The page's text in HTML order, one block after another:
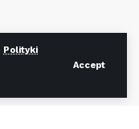
Polityki
Accept